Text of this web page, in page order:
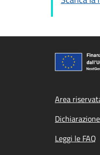
Area
Leggi le FAQ